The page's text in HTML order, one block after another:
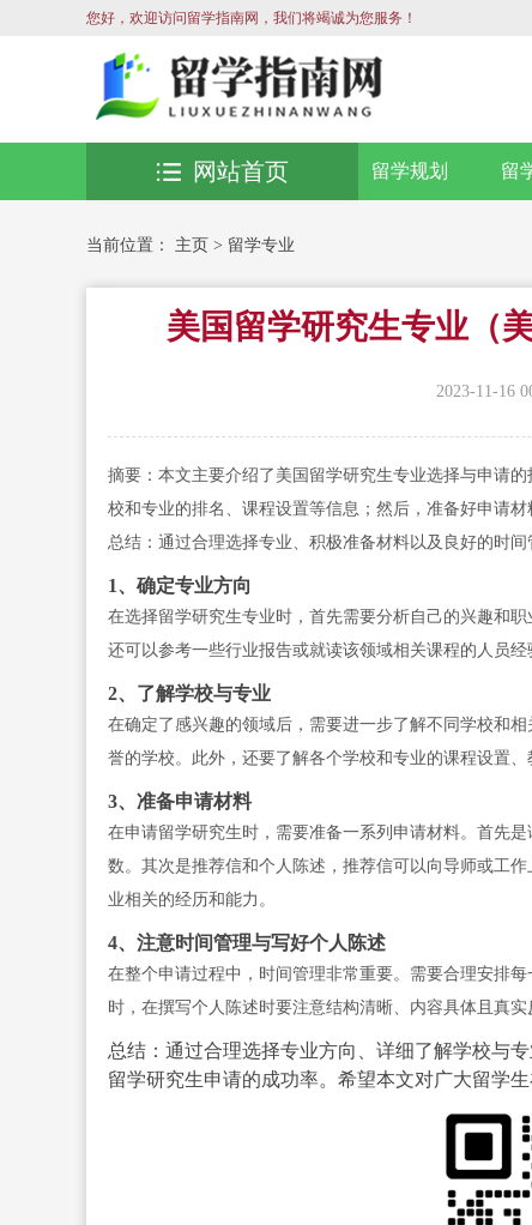
您好，欢迎访问留学指南网，我们将竭诚为您服务！
留学规划 留
网站首页
当前位置： 主页 > 留学专业
美国留学研究生专业（
2023-11-16
摘要：本文主要介绍了美国留学研究生专业选择与申请
校和专业的排名、课程设置等信息；然后，准备好申请
总结：通过合理选择专业、积极准备材料以及良好的时间
1、确定专业方向
在选择留学研究生专业时，首先需要分析自己的兴趣和
还可以参考一些行业报告或就读该领域相关课程的人员经
2、了解学校与专业
在确定了感兴趣的领域后，需要进一步了解不同学校和
誉的学校。此外，还要了解各个学校和专业的课程设置、
3、准备申请材料
在申请留学研究生时，需要准备一系列申请材料。首先
数。其次是推荐信和个人陈述，推荐信可以向导师或工
业相关的经历和能力。
4、注意时间管理与写好个人陈述
在整个申请过程中，时间管理非常重要。需要合理安排
时，在撰写个人陈述时要注意结构清晰、内容具体且真实
总结：通过合理选择专业方向、详细了解学校与
留学研究生申请的成功率。希望本文对广大留学